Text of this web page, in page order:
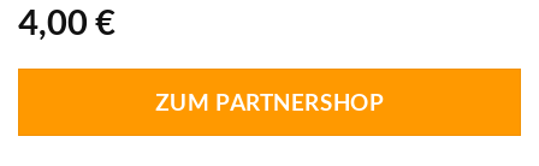
4,00 €
ZUM PARTNERSHOP